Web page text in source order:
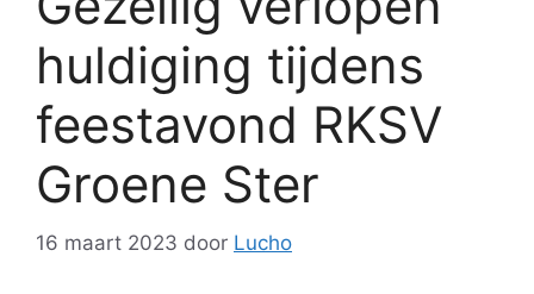
huldiging tijdens
feestavond RKSV
Groene Ster
16 maart 2023 door Lucho